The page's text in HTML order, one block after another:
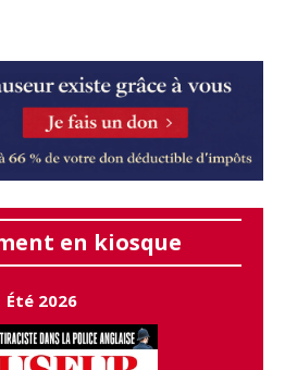
en kiosque
Été 2026